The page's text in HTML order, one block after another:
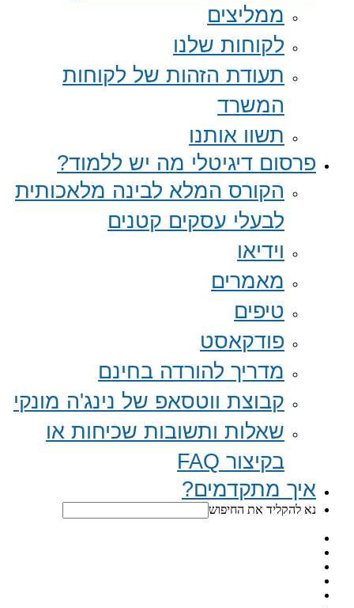
ממליצים
לקוחות שלנו
תעודת הזהות של לקוחות
המשרד
תשוו אותנו
פרסום דיגיטלי מה יש ללמוד?
הקורס המלא לבינה מלאכותית
לבעלי עסקים קטנים
וידיאו
מאמרים
טיפים
פודקאסט
מדריך להורדה בחינם
קבוצת ווטסאפ של נינג'ה מונקי​
שאלות ותשובות שכיחות או
בקיצור FAQ
איך מתקדמים?
נא להקליד את החיפוש